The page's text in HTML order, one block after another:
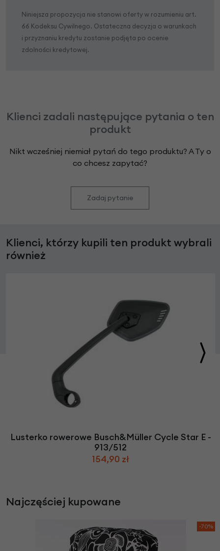
Niniejsza propozycja nie stanowi oferty w rozumieniu art.
66 Kodeksu Cywilnego. Ostateczna decyzja o warunkach
i przyznaniu kredytu zostanie podjęta po ocenie
zdolności kredytowej.
Klienci zadali następujące pytania o ten
produkt
Nikt wcześniej niemiał pytań do tego produktu? A Ty o
co chcesz zapytać?
Zadaj pytanie
Klienci, którzy kupili ten produkt wybrali
również
Lusterko rowerowe Busch&Müller Cycle Star E -
913/512
154,90 zł
Najczęściej kupowane
-70%